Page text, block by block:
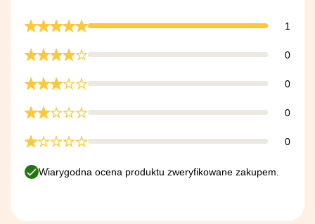
1
0
0
0
0
Wiarygodna ocena produktu zweryfikowane zakupem.